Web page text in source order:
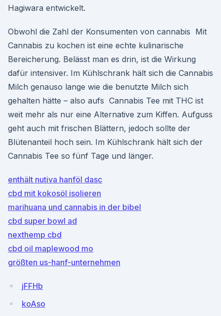
Hagiwara entwickelt.
Obwohl die Zahl der Konsumenten von cannabis Mit
Cannabis zu kochen ist eine echte kulinarische
Bereicherung. Belässt man es drin, ist die Wirkung
dafür intensiver. Im Kühlschrank hält sich die Cannabis
Milch genauso lange wie die benutzte Milch sich
gehalten hätte – also aufs Cannabis Tee mit THC ist
weit mehr als nur eine Alternative zum Kiffen. Aufguss
geht auch mit frischen Blättern, jedoch sollte der
Blütenanteil hoch sein. Im Kühlschrank hält sich der
Cannabis Tee so fünf Tage und länger.
enthält nutiva hanföl dasc
cbd mit kokosöl isolieren
marihuana und cannabis in der bibel
cbd super bowl ad
nexthemp cbd
cbd oil maplewood mo
größten us-hanf-unternehmen
jFFHb
koAso